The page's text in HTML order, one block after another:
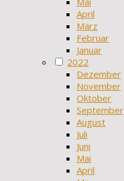
April
März
Februar
Januar
2022
Dezember
November
Oktober
September
August
Juli
Juni
Mai
April